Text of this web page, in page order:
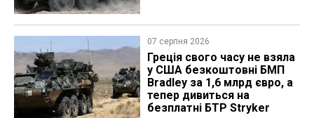
07 серпня 2026
Греція свого часу не взяла
у США безкоштовні БМП
Bradley за 1,6 млрд євро, а
тепер дивиться на
безплатні БТР Stryker